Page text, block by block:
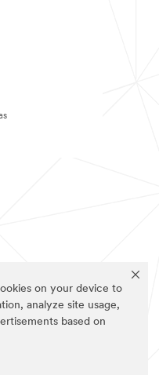
on your device to
analyze site usage,
based on